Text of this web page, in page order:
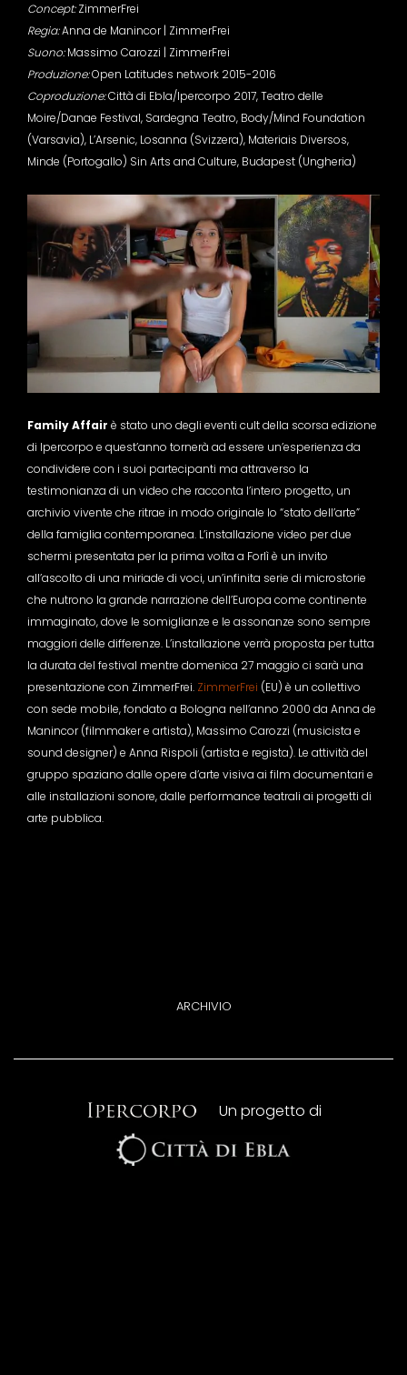
Concept:ZimmerFrei
Regia:Anna de Manincor | ZimmerFrei
Suono:Massimo Carozzi | ZimmerFrei
Produzione:Open Latitudes network 2015-2016
Coproduzione:Città di Ebla/Ipercorpo 2017, Teatro delle
Moire/Danae Festival, Sardegna Teatro, Body/Mind Foundation
(Varsavia), L’Arsenic, Losanna (Svizzera), Materiais Diversos,
Minde (Portogallo) Sin Arts and Culture, Budapest (Ungheria)
Family Affair è stato uno degli eventi cult della scorsa edizione
di Ipercorpo e quest’anno tornerà ad essere un’esperienza da
condividere con i suoi partecipanti ma attraverso la
testimonianza di un video che racconta l’intero progetto, un
archivio vivente che ritrae in modo originale lo “stato dell’arte”
della famiglia contemporanea. L’installazione video per due
schermi presentata per la prima volta a Forlì è un invito
all’ascolto di una miriade di voci, un’infinita serie di microstorie
che nutrono la grande narrazione dell’Europa come continente
immaginato, dove le somiglianze e le assonanze sono sempre
maggiori delle differenze. L’installazione verrà proposta per tutta
la durata del festival mentre domenica 27 maggio ci sarà una
presentazione con ZimmerFrei. ZimmerFrei (EU) è un collettivo
con sede mobile, fondato a Bologna nell’anno 2000 da Anna de
Manincor (filmmaker e artista), Massimo Carozzi (musicista e
sound designer) e Anna Rispoli (artista e regista). Le attività del
gruppo spaziano dalle opere d’arte visiva ai film documentari e
alle installazioni sonore, dalle performance teatrali ai progetti di
arte pubblica.
ARCHIVIO
Un progetto di